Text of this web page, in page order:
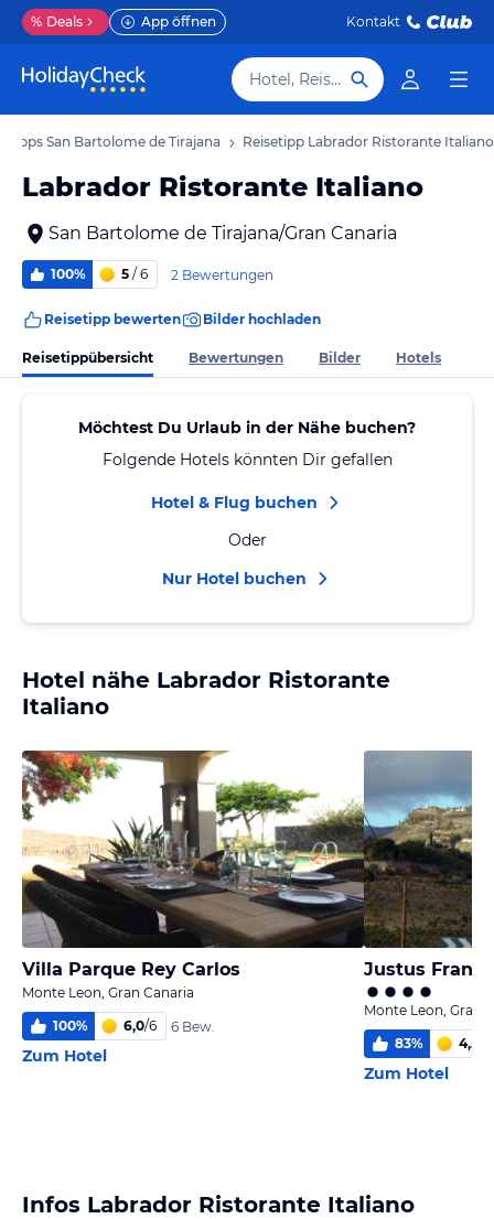
% Deals App öffnen Kontakt
Hotel, Reiseziel
San Bartolome de Tirajana Reisetipp Labrador Ristorante Italiano
Labrador Ristorante Italiano
San Bartolome de Tirajana/Gran Canaria
100% 5 / 6 2 Bewertungen
Reisetipp bewerten Bilder hochladen
Reisetippübersicht Bewertungen Bilder Hotels
Möchtest Du Urlaub in der Nähe buchen?
Folgende Hotels könnten Dir gefallen
Hotel & Flug buchen
Oder
Nur Hotel buchen
Hotel nähe Labrador Ristorante
Italiano
Villa Parque Rey Carlos
Monte Leon, Gran Canaria
100% 6,0/6 6 Bew.
Zum Hotel
Justus Frantz
Monte Leon, Gran
83% 4,5
Zum Hotel
Infos Labrador Ristorante Italiano